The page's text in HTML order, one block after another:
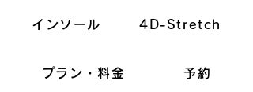
インソール 4D-Stretch
プラン・料金 予約